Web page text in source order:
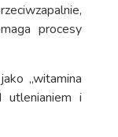
procesy
„witamina
utlenianiem i